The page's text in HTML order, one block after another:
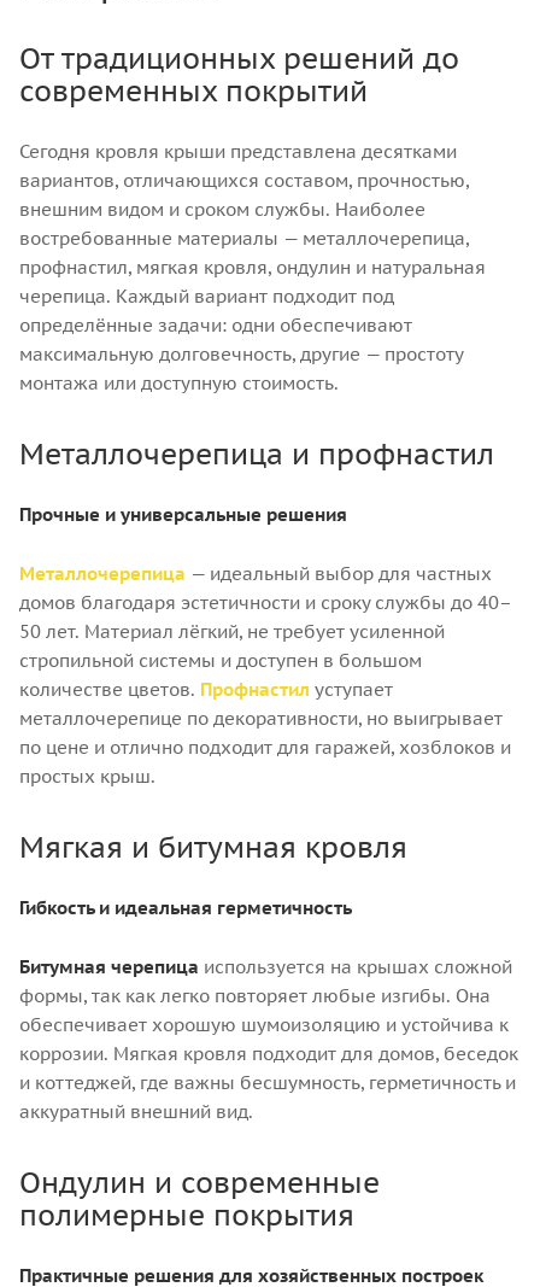
От традиционных решений до
современных покрытий
Сегодня кровля крыши представлена десятками
вариантов, отличающихся составом, прочностью,
внешним видом и сроком службы. Наиболее
востребованные материалы — металлочерепица,
профнастил, мягкая кровля, ондулин и натуральная
черепица. Каждый вариант подходит под
определённые задачи: одни обеспечивают
максимальную долговечность, другие — простоту
монтажа или доступную стоимость.
Металлочерепица и профнастил
Прочные и универсальные решения
Металлочерепица — идеальный выбор для частных
домов благодаря эстетичности и сроку службы до 40–
50 лет. Материал лёгкий, не требует усиленной
стропильной системы и доступен в большом
количестве цветов. Профнастил уступает
металлочерепице по декоративности, но выигрывает
по цене и отлично подходит для гаражей, хозблоков и
простых крыш.
Мягкая и битумная кровля
Гибкость и идеальная герметичность
Битумная черепица используется на крышах сложной
формы, так как легко повторяет любые изгибы. Она
обеспечивает хорошую шумоизоляцию и устойчива к
коррозии. Мягкая кровля подходит для домов, беседок
и коттеджей, где важны бесшумность, герметичность и
аккуратный внешний вид.
Ондулин и современные
полимерные покрытия
Практичные решения для хозяйственных построек